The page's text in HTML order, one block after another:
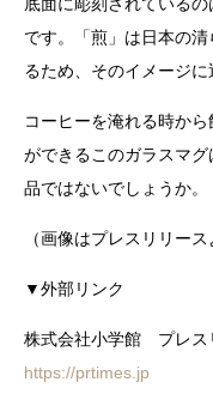
です。「煎」は日本の
るため、そのイメージに
コーヒーを淹れる時か
ができるこのガラスマ
品ではないでしょうか。
（画像はプレスリリース
▼外部リンク
株式会社小学館 プレス
https://prtimes.jp